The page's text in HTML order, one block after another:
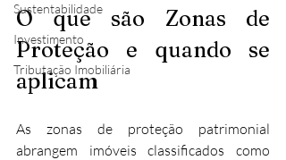
Sustentabilidade
Investimento
Tributação Imobiliária
O que são Zonas de
Proteção e quando se
aplicam
As zonas de proteção patrimonial
abrangem imóveis classificados como